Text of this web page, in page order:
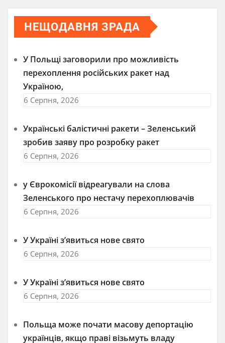
НЕЩОДАВНЯ ЗРАДА
У Польщі заговорили про можливість
перехоплення російських ракет над
Україною,
6 Серпня, 2026
Українські балістичні ракети – Зеленський
зробив заяву про розробку ракет
6 Серпня, 2026
у Єврокомісії відреагували на слова
Зеленського про нестачу перехоплювачів
6 Серпня, 2026
У Україні з’явиться нове свято
6 Серпня, 2026
У Україні з’явиться нове свято
6 Серпня, 2026
Польща може почати масову депортацію
українців, якщо праві візьмуть владу